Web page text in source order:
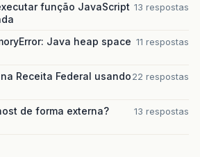
função JavaScript 13 respostas
Java heap space 11 respostas
Receita Federal usando22 respostas
de forma externa?
13 respostas